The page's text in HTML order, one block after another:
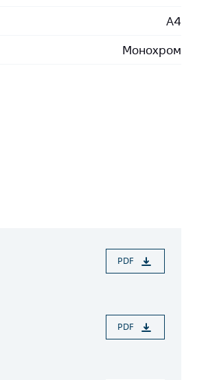
A4
Монохром
PDF
PDF